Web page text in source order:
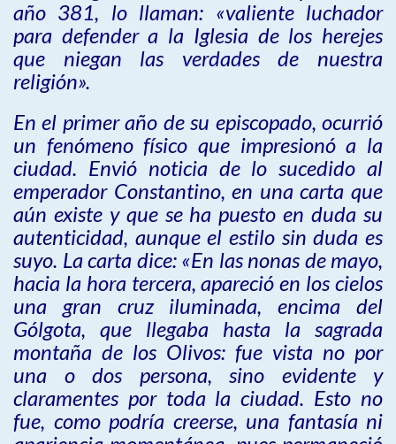
año 381, lo llaman: «valiente luchador
para defender a la Iglesia de los herejes
que niegan las verdades de nuestra
religión».
En el primer año de su episcopado, ocurrió
un fenómeno físico que impresionó a la
ciudad. Envió noticia de lo sucedido al
emperador Constantino, en una carta que
aún existe y que se ha puesto en duda su
autenticidad, aunque el estilo sin duda es
suyo. La carta dice: «En las nonas de mayo,
hacia la hora tercera, apareció en los cielos
una gran cruz iluminada, encima del
Gólgota, que llegaba hasta la sagrada
montaña de los Olivos: fue vista no por
una o dos persona, sino evidente y
claramentes por toda la ciudad. Esto no
fue, como podría creerse, una fantasía ni